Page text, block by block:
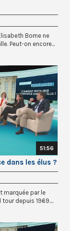
Borne ne
Peut-on encore...
51:56
dans les élus ?
marquée par le
depuis 1969....